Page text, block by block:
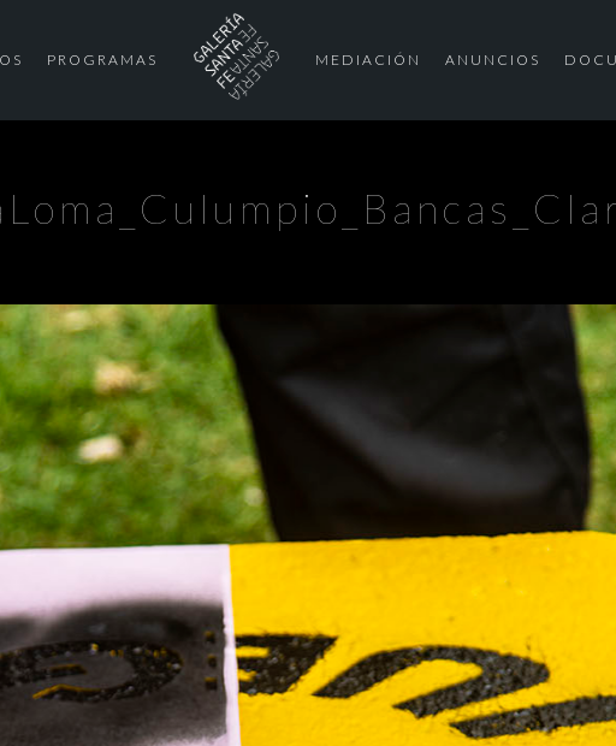
PROGRAMAS MEDIACIÓN ANUNCIOS